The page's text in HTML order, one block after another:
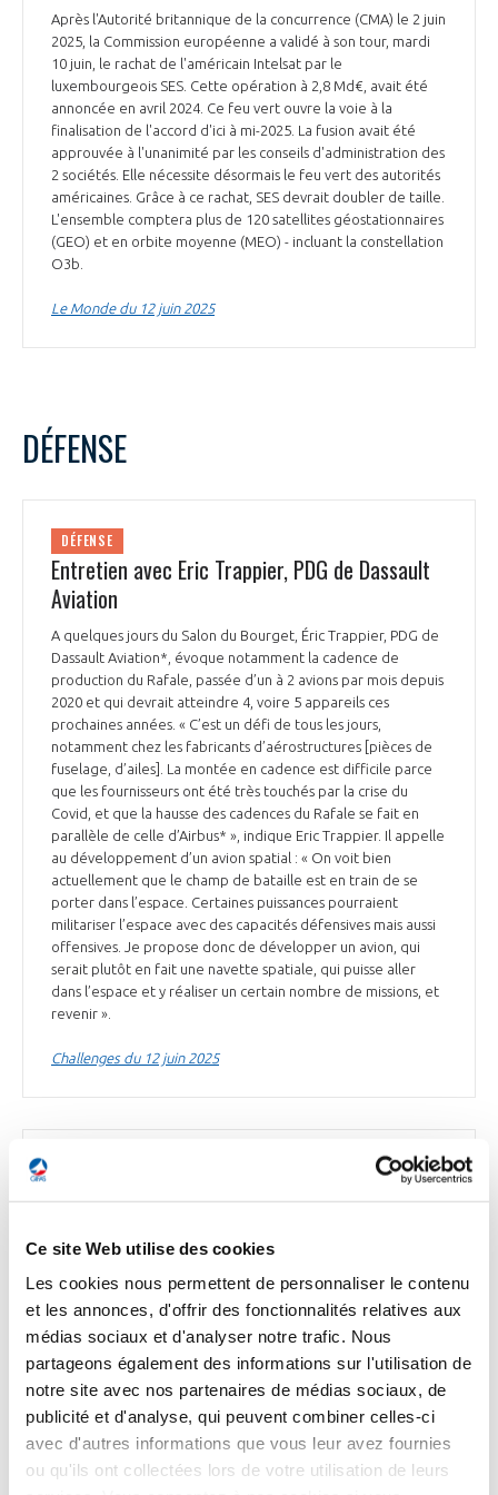
Ce site Web utilise des cookies
Les cookies nous permettent de personnaliser le contenu
et les annonces, d'offrir des fonctionnalités relatives aux
médias sociaux et d'analyser notre trafic. Nous
partageons également des informations sur l'utilisation de
notre site avec nos partenaires de médias sociaux, de
publicité et d'analyse, qui peuvent combiner celles-ci
avec d'autres informations que vous leur avez fournies
ou qu'ils ont collectées lors de votre utilisation de leurs
Après l'Autorité britannique de la concurrence (CMA) le 2 juin
2025, la Commission européenne a validé à son tour, mardi
10 juin, le rachat de l'américain Intelsat par le
luxembourgeois SES. Cette opération à 2,8 Md€, avait été
annoncée en avril 2024. Ce feu vert ouvre la voie à la
finalisation de l'accord d'ici à mi-2025. La fusion avait été
approuvée à l'unanimité par les conseils d'administration des
2 sociétés. Elle nécessite désormais le feu vert des autorités
américaines. Grâce à ce rachat, SES devrait doubler de taille.
L'ensemble comptera plus de 120 satellites géostationnaires
(GEO) et en orbite moyenne (MEO) - incluant la constellation
O3b.
Le Monde du 12 juin 2025
DÉFENSE
DÉFENSE
Entretien avec Eric Trappier, PDG de Dassault
Aviation
A quelques jours du Salon du Bourget, Éric Trappier, PDG de
Dassault Aviation*, évoque notamment la cadence de
production du Rafale, passée d’un à 2 avions par mois depuis
2020 et qui devrait atteindre 4, voire 5 appareils ces
prochaines années. « C’est un défi de tous les jours,
notamment chez les fabricants d’aérostructures [pièces de
fuselage, d’ailes]. La montée en cadence est difficile parce
que les fournisseurs ont été très touchés par la crise du
Covid, et que la hausse des cadences du Rafale se fait en
parallèle de celle d’Airbus* », indique Eric Trappier. Il appelle
au développement d’un avion spatial : « On voit bien
actuellement que le champ de bataille est en train de se
porter dans l’espace. Certaines puissances pourraient
militariser l’espace avec des capacités défensives mais aussi
offensives. Je propose donc de développer un avion, qui
serait plutôt en fait une navette spatiale, qui puisse aller
dans l’espace et y réaliser un certain nombre de missions, et
revenir ».
Challenges du 12 juin 2025
Airbus Helicopters dévoile le système
technologie modulaire de collaboration entre aéronefs
habités et non habités. HTeaming doit permettre aux
équipages d'hélicoptères de prendre le contrôle des
version de HTeaming peut être utilisée comme solution
autonome ou intégrée dans un système de mission
d'hélicoptère. Lors du Salon du Bourget, Airbus Helicopters
présentera la solution autonome. Le système a déjà été
testé en vol, notamment en mai 2025 à bord d'un